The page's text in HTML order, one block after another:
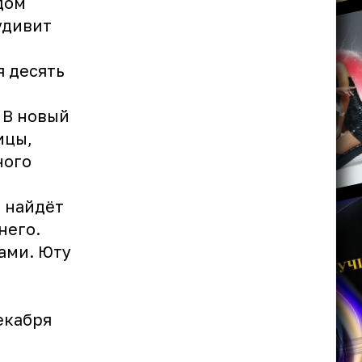
десять
новый
Юту